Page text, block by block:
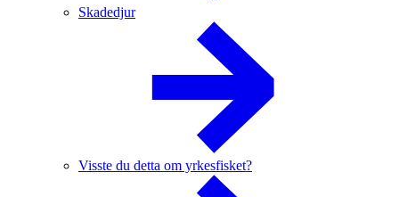
Skadedjur
Visste du detta om yrkesfisket?